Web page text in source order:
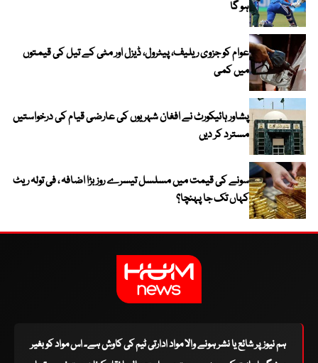
ہو گا
عوام کو جزوی ریلیف، پیٹرول، ڈیزل اور مٹی کے تیل کی قیمتوں
میں کمی
پشاور ہائیکورٹ نے افغان شہریوں کی عارضی قیام کی درخواستیں
مسترد کر دیں
سونے کی قیمت میں مسلسل تیسرے روز بڑا اضافہ ، فی تولہ ریٹ
کہاں تک جا پہنچا؟
ہم نیوز پر شائع یا نشر ہونے والا مواد ادارتی ٹیم کی کاوش ہے۔ اس مواد کو بغیر